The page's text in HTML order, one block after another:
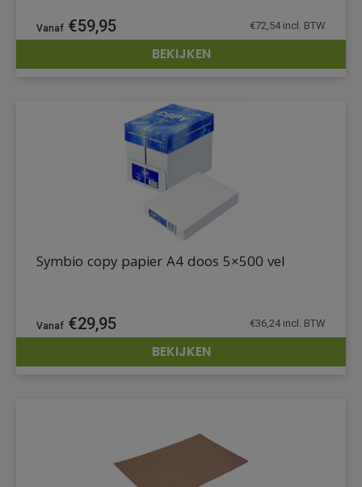
DETAILS
€59,95 €72,54 incl. BTW
BEKIJKEN
DETAILS
Symbio copy papier A4 doos 5×500 vel
€29,95 €36,24 incl. BTW
BEKIJKEN